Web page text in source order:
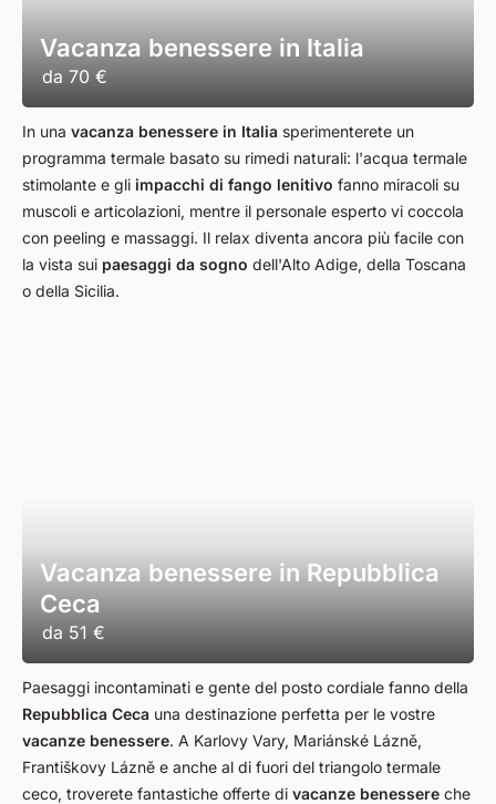
Vacanza benessere in Italia
da 70 €
In una vacanza benessere in Italia sperimenterete un
programma termale basato su rimedi naturali: l'acqua termale
stimolante e gli impacchi di fango lenitivo fanno miracoli su
muscoli e articolazioni, mentre il personale esperto vi coccola
con peeling e massaggi. Il relax diventa ancora più facile con
la vista sui paesaggi da sogno dell'Alto Adige, della Toscana
o della Sicilia.
Vacanza benessere in Repubblica
Ceca
da 51 €
Paesaggi incontaminati e gente del posto cordiale fanno della
Repubblica Ceca una destinazione perfetta per le vostre
vacanze benessere. A Karlovy Vary, Mariánské Lázně,
Františkovy Lázně e anche al di fuori del triangolo termale
ceco, troverete fantastiche offerte di vacanze benessere che